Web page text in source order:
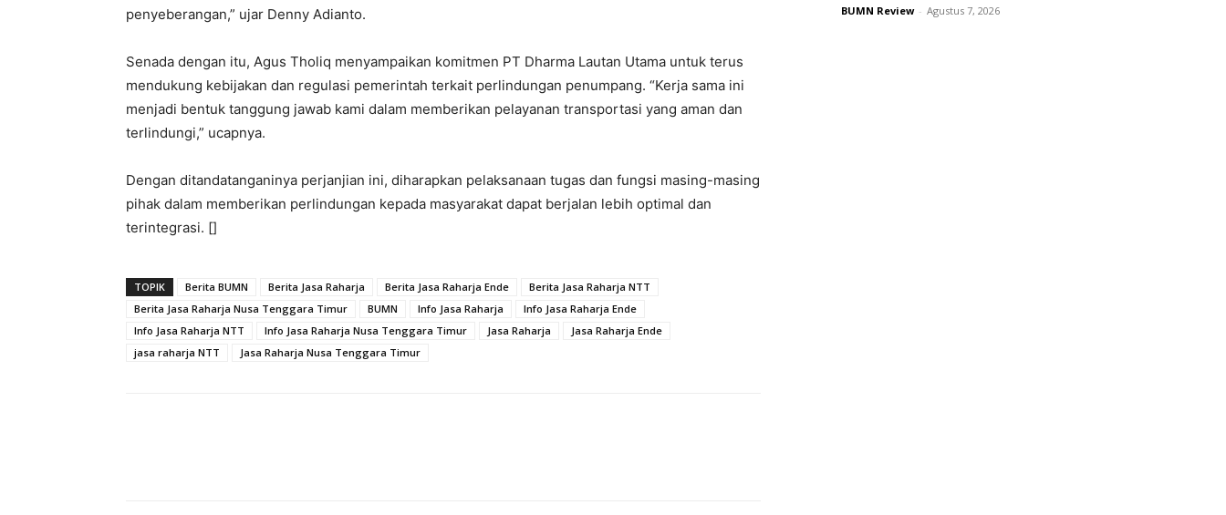
penyeberangan,” ujar Denny Adianto.
Senada dengan itu, Agus Tholiq menyampaikan komitmen PT Dharma Lautan Utama untuk terus
mendukung kebijakan dan regulasi pemerintah terkait perlindungan penumpang. “Kerja sama ini
menjadi bentuk tanggung jawab kami dalam memberikan pelayanan transportasi yang aman dan
terlindungi,” ucapnya.
Dengan ditandatanganinya perjanjian ini, diharapkan pelaksanaan tugas dan fungsi masing-masing
pihak dalam memberikan perlindungan kepada masyarakat dapat berjalan lebih optimal dan
terintegrasi. []
TOPIK Berita BUMN Berita Jasa Raharja Berita Jasa Raharja Ende
Berita Jasa Raharja NTT
Berita Jasa Raharja Nusa Tenggara Timur
BUMN Info Jasa Raharja
Info Jasa Raharja Ende
Info Jasa Raharja NTT
Info Jasa Raharja Nusa Tenggara Timur Jasa Raharja
Jasa Raharja Ende
jasa raharja NTT
Jasa Raharja Nusa Tenggara Timur
BUMN Review - Agustus 7, 2026